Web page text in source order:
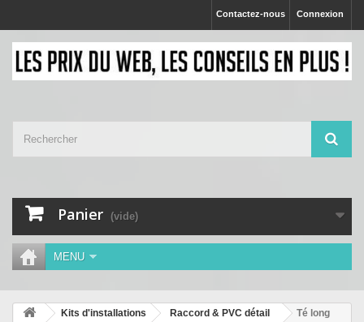
Connexion
Contactez-nous
Panier (vide)
MENU
Kits d'installations Raccord & PVC détail
Té long